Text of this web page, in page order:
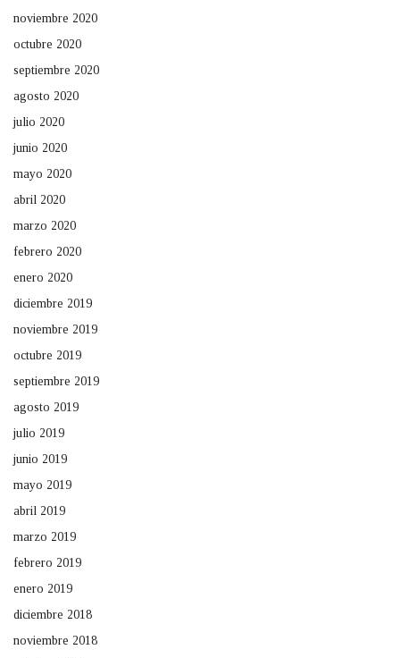
noviembre 2020
octubre 2020
septiembre 2020
agosto 2020
julio 2020
junio 2020
mayo 2020
abril 2020
marzo 2020
febrero 2020
enero 2020
diciembre 2019
noviembre 2019
octubre 2019
septiembre 2019
agosto 2019
julio 2019
junio 2019
mayo 2019
abril 2019
marzo 2019
febrero 2019
enero 2019
diciembre 2018
noviembre 2018